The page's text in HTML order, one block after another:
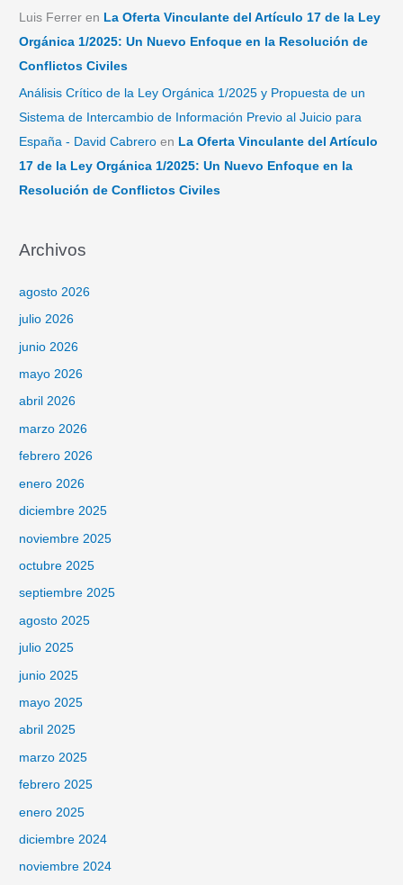
Luis Ferrer en La Oferta Vinculante del Artículo 17 de la Ley
Orgánica 1/2025: Un Nuevo Enfoque en la Resolución de
Conflictos Civiles
Análisis Crítico de la Ley Orgánica 1/2025 y Propuesta de un
Sistema de Intercambio de Información Previo al Juicio para
España - David Cabrero en La Oferta Vinculante del Artículo
17 de la Ley Orgánica 1/2025: Un Nuevo Enfoque en la
Resolución de Conflictos Civiles
Archivos
agosto 2026
julio 2026
junio 2026
mayo 2026
abril 2026
marzo 2026
febrero 2026
enero 2026
diciembre 2025
noviembre 2025
octubre 2025
septiembre 2025
agosto 2025
julio 2025
junio 2025
mayo 2025
abril 2025
marzo 2025
febrero 2025
enero 2025
diciembre 2024
noviembre 2024